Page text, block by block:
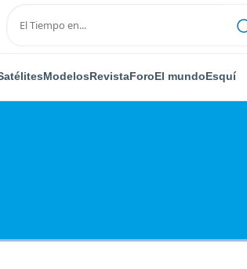
ModelosRevistaForoEl mundoEsquí